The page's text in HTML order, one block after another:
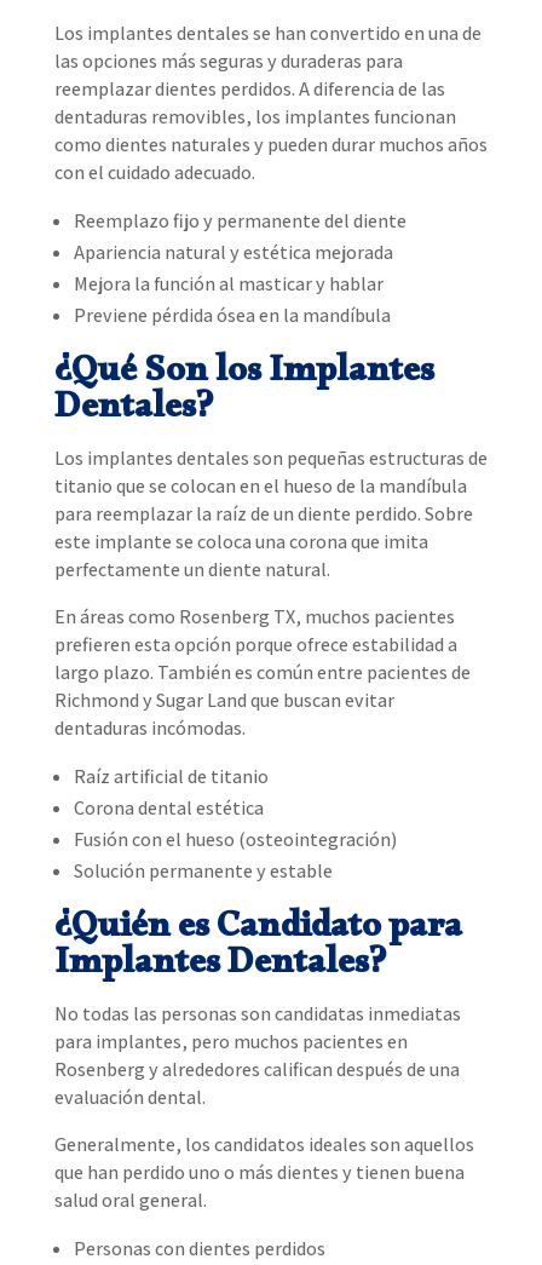
Los implantes dentales se han convertido en una de
las opciones más seguras y duraderas para
reemplazar dientes perdidos. A diferencia de las
dentaduras removibles, los implantes funcionan
como dientes naturales y pueden durar muchos años
con el cuidado adecuado.
Reemplazo fijo y permanente del diente
Apariencia natural y estética mejorada
Mejora la función al masticar y hablar
Previene pérdida ósea en la mandíbula
¿Qué Son los Implantes
Dentales?
Los implantes dentales son pequeñas estructuras de
titanio que se colocan en el hueso de la mandíbula
para reemplazar la raíz de un diente perdido. Sobre
este implante se coloca una corona que imita
perfectamente un diente natural.
En áreas como Rosenberg TX, muchos pacientes
prefieren esta opción porque ofrece estabilidad a
largo plazo. También es común entre pacientes de
Richmond y Sugar Land que buscan evitar
dentaduras incómodas.
Raíz artificial de titanio
Corona dental estética
Fusión con el hueso (osteointegración)
Solución permanente y estable
¿Quién es Candidato para
Implantes Dentales?
No todas las personas son candidatas inmediatas
para implantes, pero muchos pacientes en
Rosenberg y alrededores califican después de una
evaluación dental.
Generalmente, los candidatos ideales son aquellos
que han perdido uno o más dientes y tienen buena
salud oral general.
Personas con dientes perdidos